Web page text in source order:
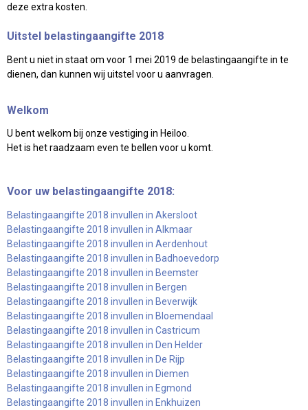
deze extra kosten.
Uitstel belastingaangifte 2018
Bent u niet in staat om voor 1 mei 2019 de belastingaangifte in te
dienen, dan kunnen wij uitstel voor u aanvragen.
Welkom
U bent welkom bij onze vestiging in Heiloo.
Het is het raadzaam even te bellen voor u komt.
Voor uw belastingaangifte 2018:
Belastingaangifte 2018 invullen in Akersloot
Belastingaangifte 2018 invullen in Alkmaar
Belastingaangifte 2018 invullen in Aerdenhout
Belastingaangifte 2018 invullen in Badhoevedorp
Belastingaangifte 2018 invullen in Beemster
Belastingaangifte 2018 invullen in Bergen
Belastingaangifte 2018 invullen in Beverwijk
Belastingaangifte 2018 invullen in Bloemendaal
Belastingaangifte 2018 invullen in Castricum
Belastingaangifte 2018 invullen in Den Helder
Belastingaangifte 2018 invullen in De Rijp
Belastingaangifte 2018 invullen in Diemen
Belastingaangifte 2018 invullen in Egmond
Belastingaangifte 2018 invullen in Enkhuizen